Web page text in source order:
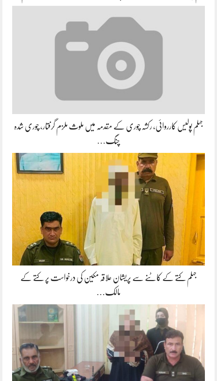
جہلم پولیس کارروائی، رکشہ چوری کے مقدمہ میں ملوث ملزم گرفتار، چوری شدہ
چنگ…
جہلم کتے کے کاٹنے سے پریشان علاقہ مکین کی درخواست پر کتے کے
مالک…